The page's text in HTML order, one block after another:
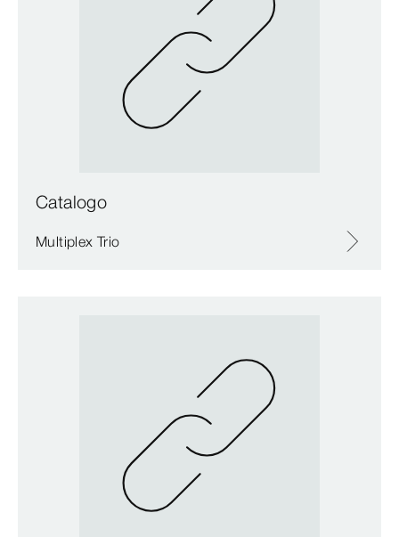
Catalogo
Multiplex Trio